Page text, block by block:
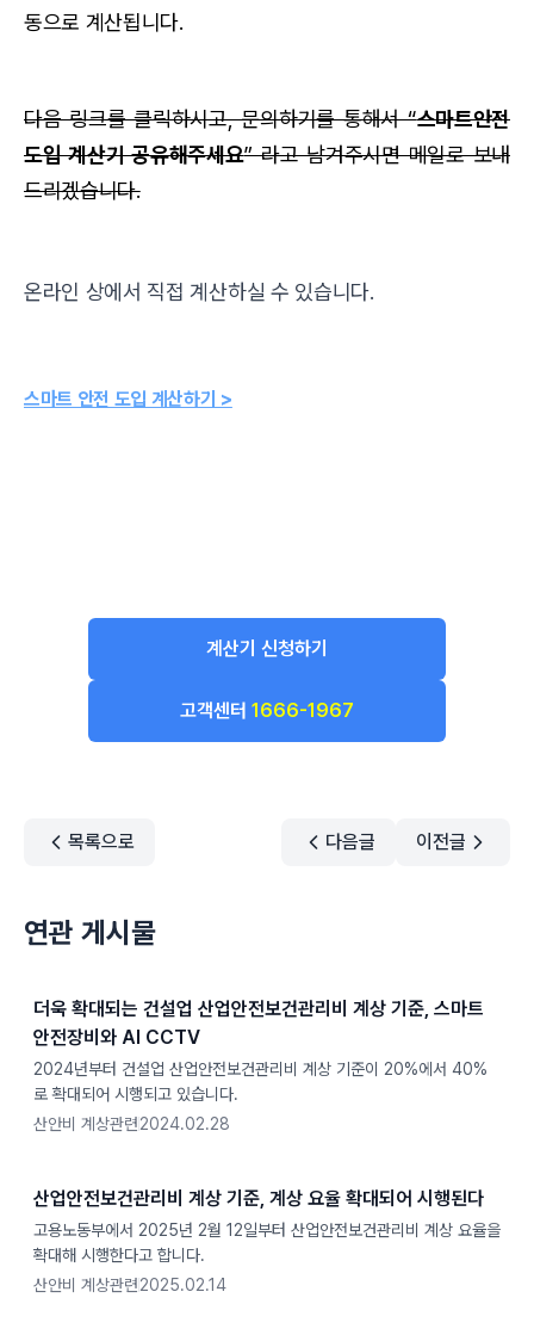
동으로 계산됩니다.
다음 링크를 클릭하시고, 문의하기를 통해서 “스마트안전
도입 계산기 공유해주세요” 라고 남겨주시면 메일로 보내
드리겠습니다.
온라인 상에서 직접 계산하실 수 있습니다.
스마트 안전 도입 계산하기 >
계산기 신청하기
고객센터 1666-1967
목록으로 다음글 이전글
연관 게시물
더욱 확대되는 건설업 산업안전보건관리비 계상 기준, 스마트
안전장비와 AI CCTV
2024년부터 건설업 산업안전보건관리비 계상 기준이 20%에서 40%
로 확대되어 시행되고 있습니다.
산안비 계상관련2024.02.28
산업안전보건관리비 계상 기준, 계상 요율 확대되어 시행된다
고용노동부에서 2025년 2월 12일부터 산업안전보건관리비 계상 요율을
확대해 시행한다고 합니다.
산안비 계상관련2025.02.14